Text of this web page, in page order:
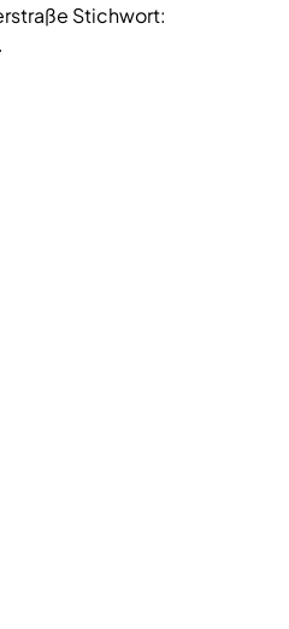
Stichwort: